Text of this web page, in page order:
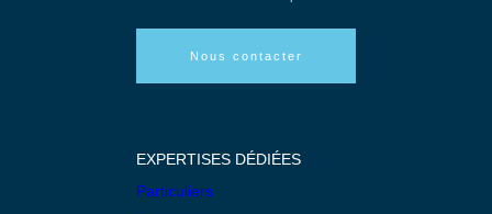
Nous contacter
EXPERTISES DÉDIÉES
Particuliers